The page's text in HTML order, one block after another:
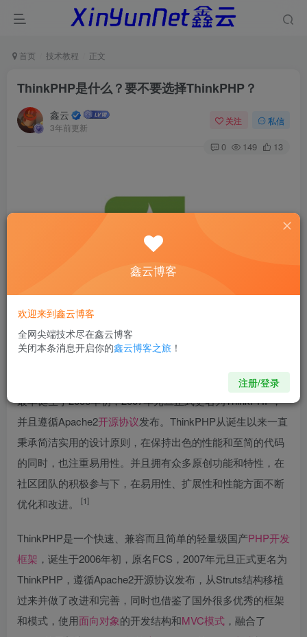
首页 技术教程 正文
ThinkPHP是什么？要不要选择ThinkPHP？
鑫云
3年前更新
关注 私信
0 149 13
最早诞生于2006年初，2007年元旦正式更名为ThinkPHP，
并且遵循Apache2开源协议发布。ThinkPHP从诞生以来一直
秉承简洁实用的设计原则，在保持出色的性能和至简的代码
的同时，也注重易用性。并且拥有众多原创功能和特性，在
社区团队的积极参与下，在易用性、扩展性和性能方面不断
优化和改进。
[1]
ThinkPHP是一个快速、兼容而且简单的轻量级国产PHP开发
框架 ，诞生于2006年初，原名FCS，2007年元旦正式更名为
ThinkPHP，遵循Apache2开源协议发布，从Struts结构移植
过来并做了改进和完善，同时也借鉴了国外很多优秀的框架
和模式，使用面向对象的开发结构和MVC模式 ，融合了
鑫云博客
欢迎来到鑫云博客
全网尖端技术尽在鑫云博客
关闭本条消息开启你的鑫云博客之旅 ！
注册/登录